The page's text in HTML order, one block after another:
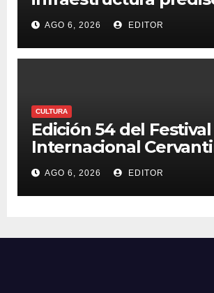
para agilizar centros
en el borde
AGO 6, 2026 EDITOR
CULTURA
Edición 54 del Festival
Internacional
fortalece la vocación
con la presencia de 20
entidades federativas
AGO 6, 2026 EDITOR